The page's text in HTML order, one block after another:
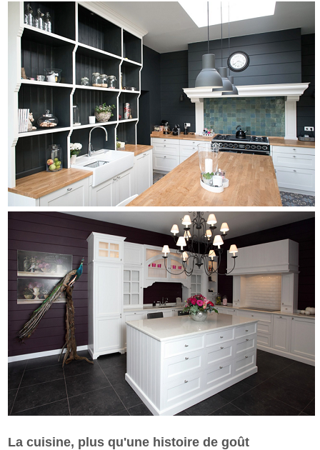
La cuisine, plus qu'une histoire de goût